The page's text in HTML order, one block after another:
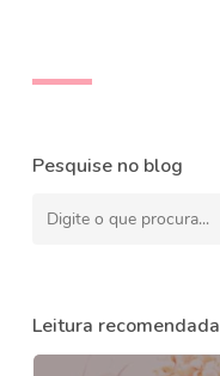
Pesquise no blog
Leitura recomendada